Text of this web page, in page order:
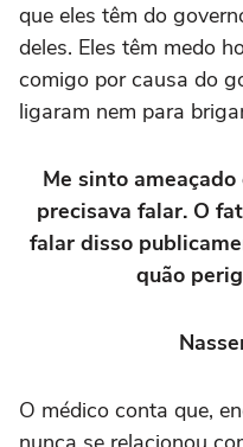
que eles têm do
deles. Eles têm medo
comigo por causa do
ligaram nem para
Me sinto
precisava falar. O
falar disso
quão
O médico conta que,